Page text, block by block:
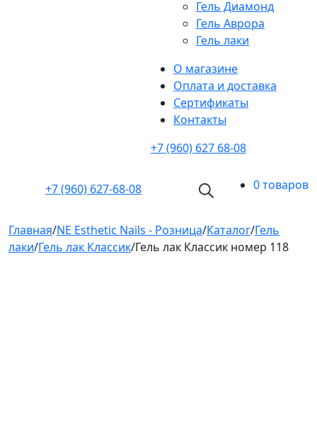
Гель Диамонд
Гель Аврора
Гель лаки
О магазине
Оплата и доставка
Cертификаты
Контакты
+7 (960) 627 68-08
+7 (960) 627-68-08 0 товаров
Главная/NE Esthetic Nails - Розница/Каталог/Гель
лаки/Гель лак Классик/Гель лак Классик номер 118